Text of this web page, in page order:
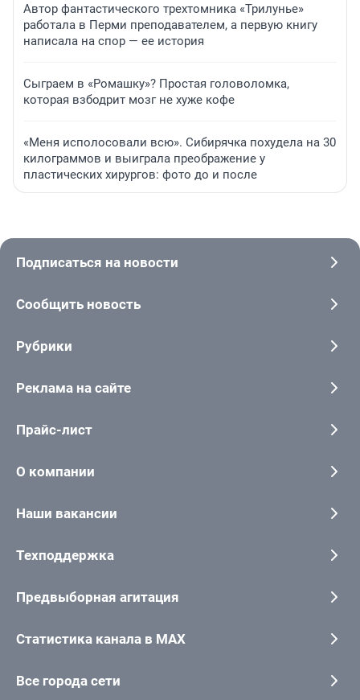
Автор фантастического трехтомника «Трилунье»
работала в Перми преподавателем, а первую книгу
написала на спор — ее история
Сыграем в «Ромашку»? Простая головоломка,
которая взбодрит мозг не хуже кофе
«Меня исполосовали всю». Сибирячка похудела на 30
килограммов и выиграла преображение у
пластических хирургов: фото до и после
Подписаться на новости
Сообщить новость
Рубрики
Реклама на сайте
Прайс-лист
О компании
Наши вакансии
Техподдержка
Предвыборная агитация
Статистика канала в MAX
Все города сети